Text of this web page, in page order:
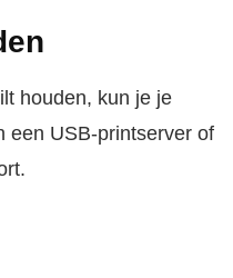
houden, kun je je
een USB-printserver of